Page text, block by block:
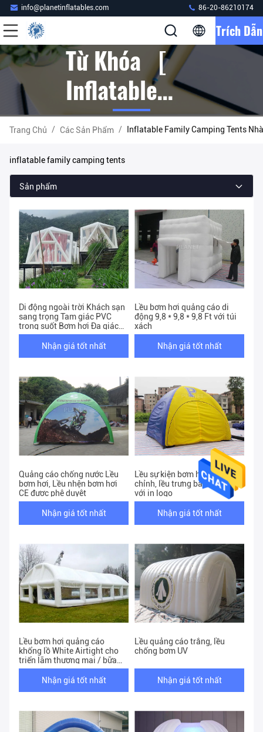
info@planetinflatables.com 86-20-86210174
Trích Dẫn
Từ Khóa [
Inflatable
Family
Camping
Tents ] Cuộc
Thi Đấu 30
Các Sản
Phẩm
Trang Chủ / Các Sản Phẩm / Inflatable Family Camping Tents
inflatable family camping tents
Sản phẩm
Di động ngoài trời Khách sạn
sang trọng Tam giác PVC
trong suốt Bơm hơi Đa giác
sao Lều cắm trại bong bóng
Lều cắm trạiNhận giá tốt nhất
Lều bơm hơi quảng cáo di
động 9,8 * 9,8 * 9,8 Ft với túi
xách
Nhận giá tốt nhất
Quảng cáo chống nước Lều
bơm hơi, Lều nhện bơm hơi
CE được phê duyệt
Nhận giá tốt nhất
Lều sự kiện bơm hơi tùy
chỉnh, lều trưng bày bơm hơi
với in logo
Nhận giá tốt nhất
Lều bơm hơi quảng cáo
khổng lồ White Airtight cho
triển lãm thương mại / bữa
tiệc
Nhận giá tốt nhất
Lều quảng cáo trắng, lều
chống bơm UV
Nhận giá tốt nhất